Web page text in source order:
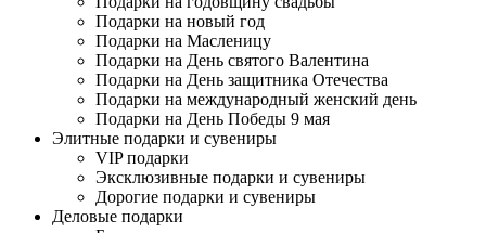
Подарки на новый год
Подарки на Масленицу
Подарки на День святого Валентина
Подарки на День защитника Отечества
Подарки на международный женский день
Подарки на День Победы 9 мая
Элитные подарки и сувениры
VIP подарки
Эксклюзивные подарки и сувениры
Дорогие подарки и сувениры
Деловые подарки